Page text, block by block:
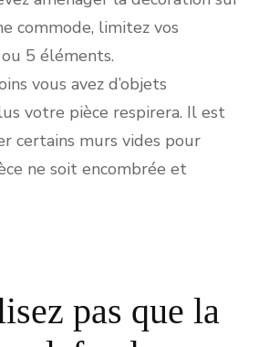
commode, limitez vos
5 éléments.
vous avez d’objets
votre pièce respirera. Il est
certains murs vides pour
ne soit encombrée et
pas que la